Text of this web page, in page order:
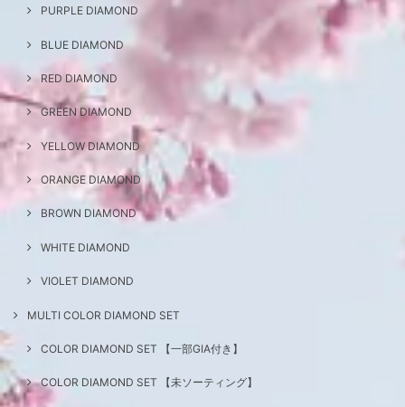
PURPLE DIAMOND
BLUE DIAMOND
RED DIAMOND
GREEN DIAMOND
YELLOW DIAMOND
ORANGE DIAMOND
BROWN DIAMOND
WHITE DIAMOND
VIOLET DIAMOND
MULTI COLOR DIAMOND SET
COLOR DIAMOND SET 【一部GIA付き】
COLOR DIAMOND SET 【未ソーティング】